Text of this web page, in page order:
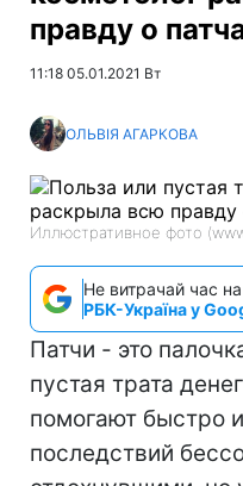
правду о
11:18 05.01.2021 Вт
ОЛЬВІЯ АГАРКОВА
Иллюстративное фото
Не витрачай час
РБК-Україна у
Патчи - это
пустая трата
помогают быстро
последствий